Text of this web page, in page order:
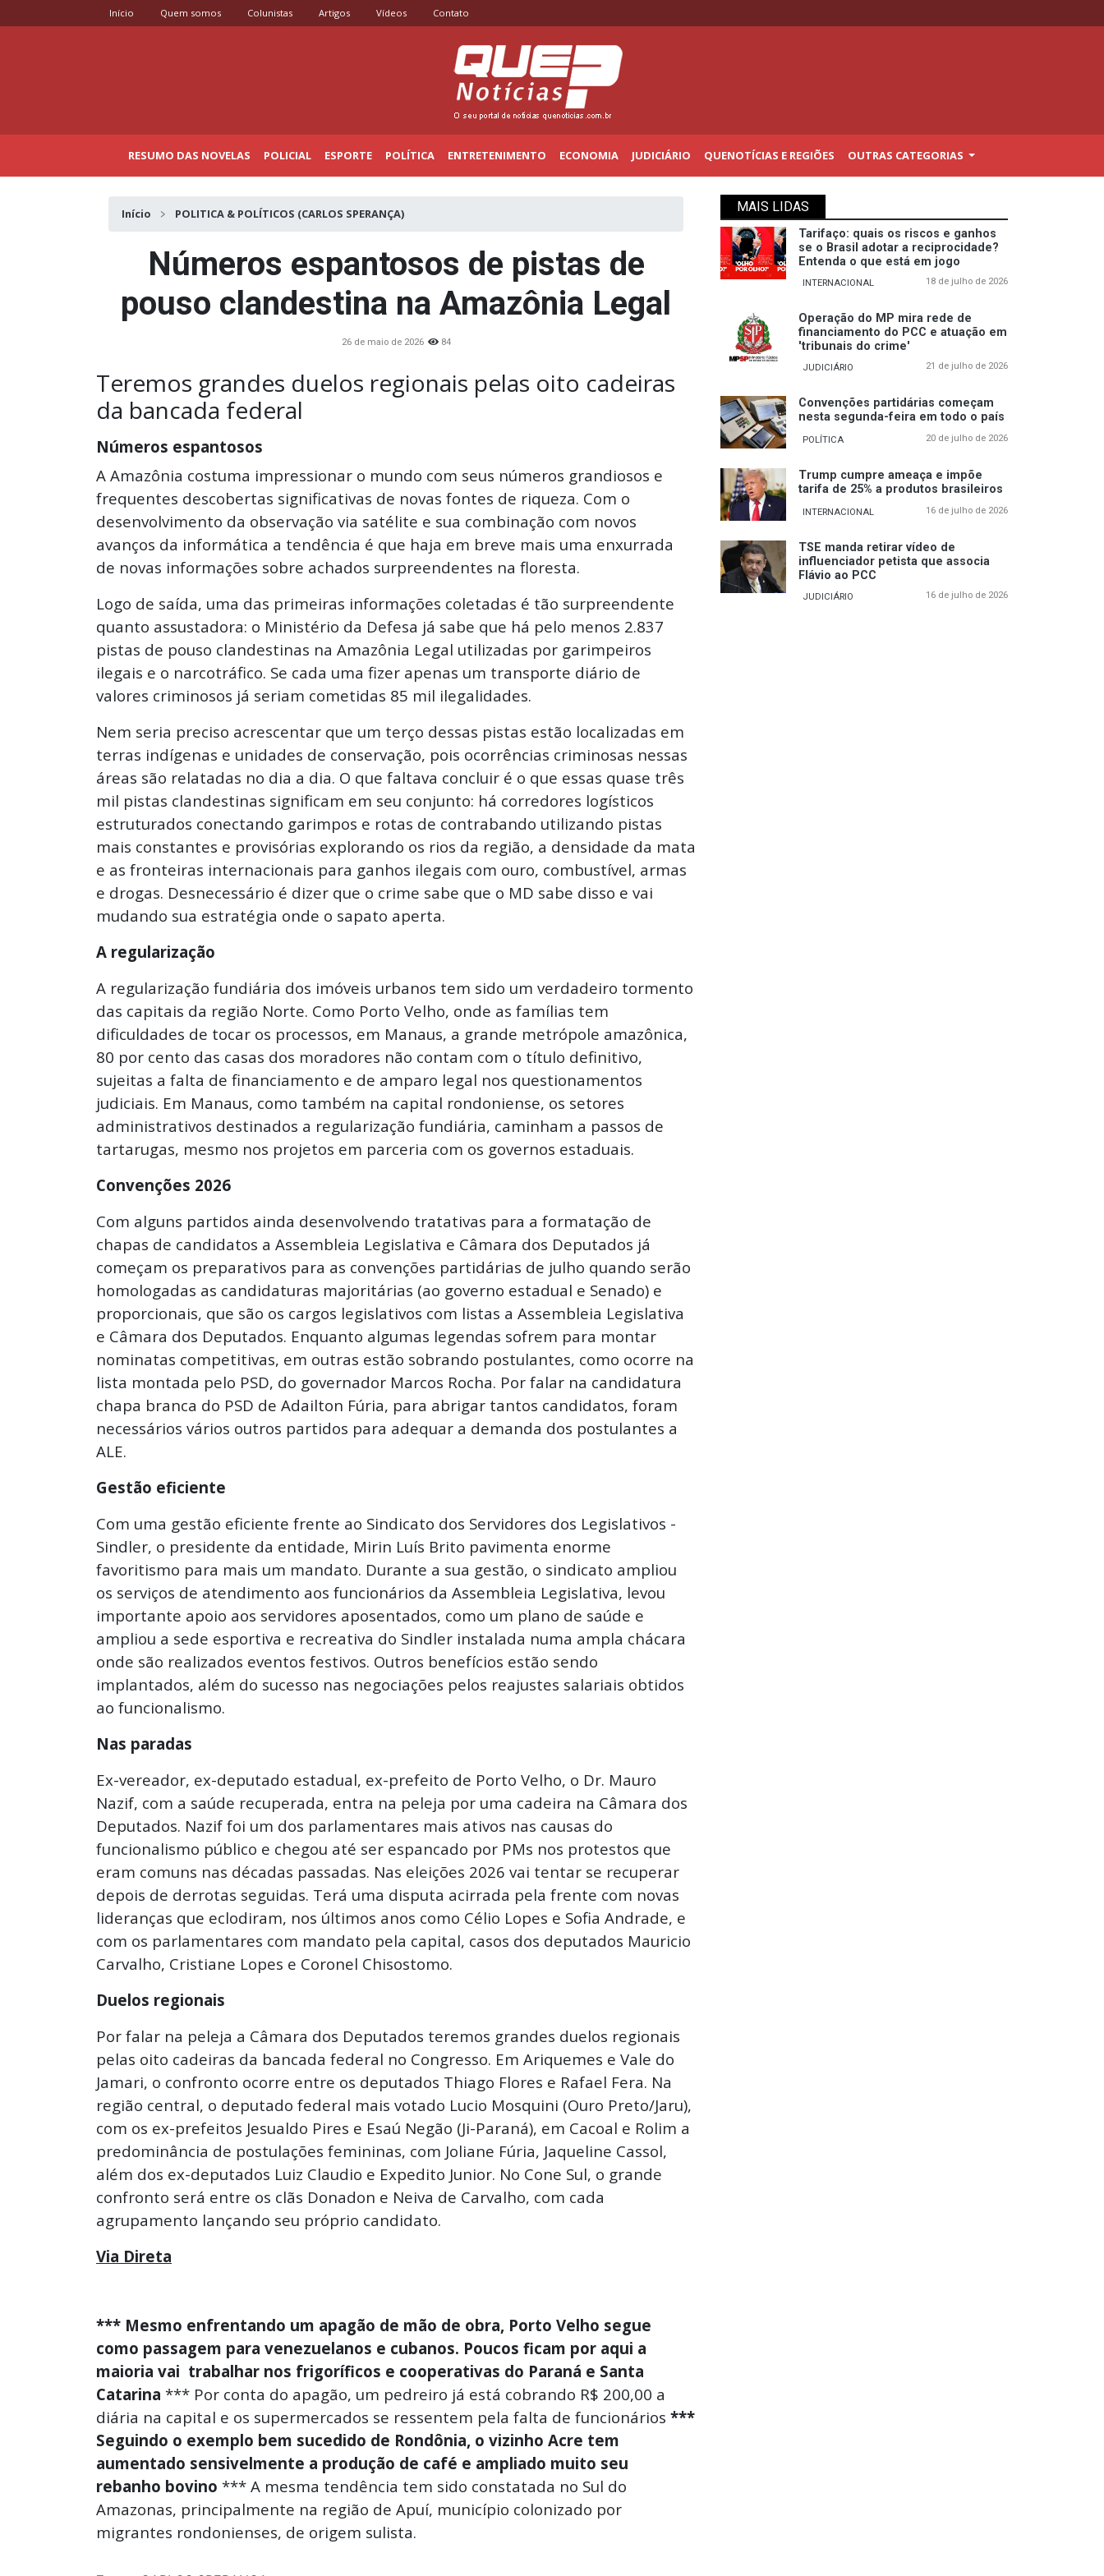
Início Quem somos Colunistas Artigos Vídeos Contato
RESUMO DAS NOVELAS POLICIAL ESPORTE POLÍTICA ENTRETENIMENTO ECONOMIA JUDICIÁRIO QUENOTÍCIAS E REGIÕES OUTRAS CATEGORIAS
Início POLITICA & POLÍTICOS (CARLOS SPERANÇA)
Números espantosos de pistas de
pouso clandestina na Amazônia Legal
26 de maio de 2026 84
Teremos grandes duelos regionais pelas oito cadeiras
da bancada federal
Números espantosos
A Amazônia costuma impressionar o mundo com seus números grandiosos e
frequentes descobertas significativas de novas fontes de riqueza. Com o
desenvolvimento da observação via satélite e sua combinação com novos
avanços da informática a tendência é que haja em breve mais uma enxurrada
de novas informações sobre achados surpreendentes na floresta.
Logo de saída, uma das primeiras informações coletadas é tão surpreendente
quanto assustadora: o Ministério da Defesa já sabe que há pelo menos 2.837
pistas de pouso clandestinas na Amazônia Legal utilizadas por garimpeiros
ilegais e o narcotráfico. Se cada uma fizer apenas um transporte diário de
valores criminosos já seriam cometidas 85 mil ilegalidades.
Nem seria preciso acrescentar que um terço dessas pistas estão localizadas em
terras indígenas e unidades de conservação, pois ocorrências criminosas nessas
áreas são relatadas no dia a dia. O que faltava concluir é o que essas quase três
mil pistas clandestinas significam em seu conjunto: há corredores logísticos
estruturados conectando garimpos e rotas de contrabando utilizando pistas
mais constantes e provisórias explorando os rios da região, a densidade da mata
e as fronteiras internacionais para ganhos ilegais com ouro, combustível, armas
e drogas. Desnecessário é dizer que o crime sabe que o MD sabe disso e vai
mudando sua estratégia onde o sapato aperta.
A regularização
A regularização fundiária dos imóveis urbanos tem sido um verdadeiro tormento
das capitais da região Norte. Como Porto Velho, onde as famílias tem
dificuldades de tocar os processos, em Manaus, a grande metrópole amazônica,
80 por cento das casas dos moradores não contam com o título definitivo,
sujeitas a falta de financiamento e de amparo legal nos questionamentos
judiciais. Em Manaus, como também na capital rondoniense, os setores
administrativos destinados a regularização fundiária, caminham a passos de
tartarugas, mesmo nos projetos em parceria com os governos estaduais.
Convenções 2026
Com alguns partidos ainda desenvolvendo tratativas para a formatação de
chapas de candidatos a Assembleia Legislativa e Câmara dos Deputados já
começam os preparativos para as convenções partidárias de julho quando serão
homologadas as candidaturas majoritárias (ao governo estadual e Senado) e
proporcionais, que são os cargos legislativos com listas a Assembleia Legislativa
e Câmara dos Deputados. Enquanto algumas legendas sofrem para montar
nominatas competitivas, em outras estão sobrando postulantes, como ocorre na
lista montada pelo PSD, do governador Marcos Rocha. Por falar na candidatura
chapa branca do PSD de Adailton Fúria, para abrigar tantos candidatos, foram
necessários vários outros partidos para adequar a demanda dos postulantes a
ALE.
Gestão eficiente
Com uma gestão eficiente frente ao Sindicato dos Servidores dos Legislativos -
Sindler, o presidente da entidade, Mirin Luís Brito pavimenta enorme
favoritismo para mais um mandato. Durante a sua gestão, o sindicato ampliou
os serviços de atendimento aos funcionários da Assembleia Legislativa, levou
importante apoio aos servidores aposentados, como um plano de saúde e
ampliou a sede esportiva e recreativa do Sindler instalada numa ampla chácara
onde são realizados eventos festivos. Outros benefícios estão sendo
implantados, além do sucesso nas negociações pelos reajustes salariais obtidos
ao funcionalismo.
Nas paradas
Ex-vereador, ex-deputado estadual, ex-prefeito de Porto Velho, o Dr. Mauro
Nazif, com a saúde recuperada, entra na peleja por uma cadeira na Câmara dos
Deputados. Nazif foi um dos parlamentares mais ativos nas causas do
funcionalismo público e chegou até ser espancado por PMs nos protestos que
eram comuns nas décadas passadas. Nas eleições 2026 vai tentar se recuperar
depois de derrotas seguidas. Terá uma disputa acirrada pela frente com novas
lideranças que eclodiram, nos últimos anos como Célio Lopes e Sofia Andrade, e
com os parlamentares com mandato pela capital, casos dos deputados Mauricio
Carvalho, Cristiane Lopes e Coronel Chisostomo.
Duelos regionais
Por falar na peleja a Câmara dos Deputados teremos grandes duelos regionais
pelas oito cadeiras da bancada federal no Congresso. Em Ariquemes e Vale do
Jamari, o confronto ocorre entre os deputados Thiago Flores e Rafael Fera. Na
região central, o deputado federal mais votado Lucio Mosquini (Ouro Preto/Jaru),
com os ex-prefeitos Jesualdo Pires e Esaú Negão (Ji-Paraná), em Cacoal e Rolim a
predominância de postulações femininas, com Joliane Fúria, Jaqueline Cassol,
além dos ex-deputados Luiz Claudio e Expedito Junior. No Cone Sul, o grande
confronto será entre os clãs Donadon e Neiva de Carvalho, com cada
agrupamento lançando seu próprio candidato.
Via Direta
*** Mesmo enfrentando um apagão de mão de obra, Porto Velho segue
como passagem para venezuelanos e cubanos. Poucos ficam por aqui a
maioria vai trabalhar nos frigoríficos e cooperativas do Paraná e Santa
Catarina *** Por conta do apagão, um pedreiro já está cobrando R$ 200,00 a
diária na capital e os supermercados se ressentem pela falta de funcionários ***
Seguindo o exemplo bem sucedido de Rondônia, o vizinho Acre tem
aumentado sensivelmente a produção de café e ampliado muito seu
rebanho bovino *** A mesma tendência tem sido constatada no Sul do
Amazonas, principalmente na região de Apuí, município colonizado por
migrantes rondonienses, de origem sulista.
MAIS LIDAS
Tarifaço: quais os riscos e ganhos
se o Brasil adotar a reciprocidade?
Entenda o que está em jogo
INTERNACIONAL 18 de julho de 2026
Operação do MP mira rede de
financiamento do PCC e atuação em
'tribunais do crime'
JUDICIÁRIO 21 de julho de 2026
Convenções partidárias começam
nesta segunda-feira em todo o país
POLÍTICA 20 de julho de 2026
Trump cumpre ameaça e impõe
tarifa de 25% a produtos brasileiros
INTERNACIONAL 16 de julho de 2026
TSE manda retirar vídeo de
influenciador petista que associa
Flávio ao PCC
JUDICIÁRIO 16 de julho de 2026